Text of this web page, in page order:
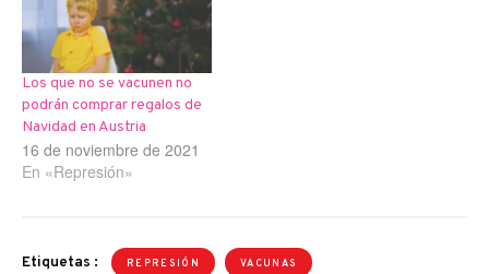
Los que no se vacunen no
podrán comprar regalos de
Navidad en Austria
16 de noviembre de 2021
En «Represión»
Etiquetas : REPRESIÓN VACUNAS